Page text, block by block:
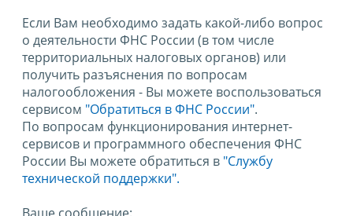
Если Вам необходимо задать какой-либо вопрос
о деятельности ФНС России (в том числе
территориальных налоговых органов) или
получить разъяснения по вопросам
налогообложения - Вы можете воспользоваться
сервисом "Обратиться в ФНС России".
По вопросам функционирования интернет-
сервисов и программного обеспечения ФНС
России Вы можете обратиться в "Службу
технической поддержки".